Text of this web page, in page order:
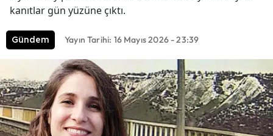
kanıtlar gün yüzüne çıktı.
Gündem Yayın Tarihi: 16 Mayıs 2026 - 23:39